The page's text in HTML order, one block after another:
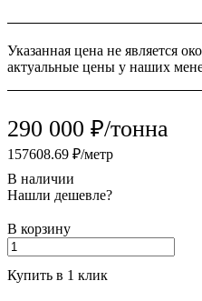
Указанная цена не является
актуальные цены у наших
290 000 ₽/тонна
157608.69 ₽/метр
В наличии
Нашли дешевле?
В корзину
Купить в 1 клик